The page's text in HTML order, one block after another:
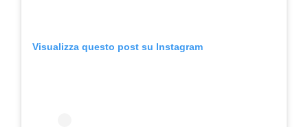
Visualizza questo post su Instagram